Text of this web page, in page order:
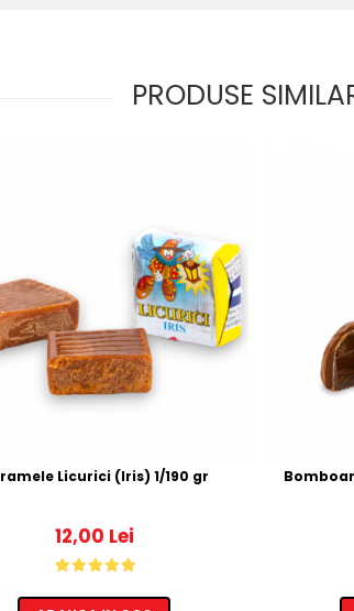
PRODUSE
Caramele Licurici (Iris) 1/190 gr
12,00 Lei